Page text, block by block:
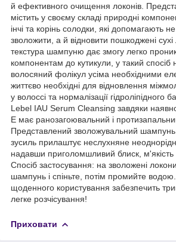
й ефективного очищення локонів.
містить у своєму складі природні
інчі та корінь солодки, які допомагають
зволожити, а й відновити пошкоджені
текстура шампуню дає змогу легко
компонентам до кутикули, у такий спосіб
волосяний фолікул усіма необхідними
життєво необхідні для відновлення
у волоссі та нормалізації гідроліпідного
Lebel IAU Serum Cleansing завдяки
Е має ранозагоювальний і
Представлений зволожувальний
зусиль прилаштує неслухняне
надавши приголомшливий блиск, м'якість
Спосіб застосування: на зволожені
шампунь і спіньте, потім промийте
щоденного користування забезпечить
легке розчісування!
Приховати